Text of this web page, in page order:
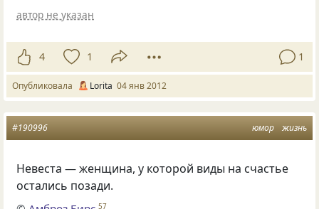
автор не указан
4 1 1
Опубликовала Lorita 04 янв 2012
юмор жизнь
#190996
Невеста — женщина, у которой виды на счастье
остались позади.
57